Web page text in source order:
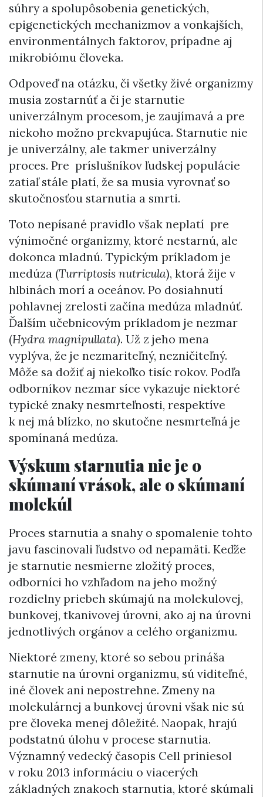
súhry a spolupôsobenia genetických,
epigenetických mechanizmov a vonkajších,
environmentálnych faktorov, prípadne aj
mikrobiómu človeka.
Odpoveď na otázku, či všetky živé organizmy
musia zostarnúť a či je starnutie
univerzálnym procesom, je zaujímavá a pre
niekoho možno prekvapujúca. Starnutie nie
je univerzálny, ale takmer univerzálny
proces. Pre príslušníkov ľudskej populácie
zatiaľ stále platí, že sa musia vyrovnať so
skutočnosťou starnutia a smrti.
Toto nepísané pravidlo však neplatí pre
výnimočné organizmy, ktoré nestarnú, ale
dokonca mladnú. Typickým príkladom je
medúza (Turriptosis nutricula), ktorá žije v
hlbinách morí a oceánov. Po dosiahnutí
pohlavnej zrelosti začína medúza mladnúť.
Ďalším učebnicovým príkladom je nezmar
(Hydra magnipullata). Už z jeho mena
vyplýva, že je nezmariteľný, nezničiteľný.
Môže sa dožiť aj niekoľko tisíc rokov. Podľa
odborníkov nezmar síce vykazuje niektoré
typické znaky nesmrteľnosti, respektíve
k nej má blízko, no skutočne nesmrteľná je
spomínaná medúza.
Výskum starnutia nie je o
skúmaní vrások, ale o skúmaní
molekúl
Proces starnutia a snahy o spomalenie tohto
javu fascinovali ľudstvo od nepamäti. Keďže
je starnutie nesmierne zložitý proces,
odborníci ho vzhľadom na jeho možný
rozdielny priebeh skúmajú na molekulovej,
bunkovej, tkanivovej úrovni, ako aj na úrovni
jednotlivých orgánov a celého organizmu.
Niektoré zmeny, ktoré so sebou prináša
starnutie na úrovni organizmu, sú viditeľné,
iné človek ani nepostrehne. Zmeny na
molekulárnej a bunkovej úrovni však nie sú
pre človeka menej dôležité. Naopak, hrajú
podstatnú úlohu v procese starnutia.
Významný vedecký časopis Cell priniesol
v roku 2013 informáciu o viacerých
základných znakoch starnutia, ktoré skúmali